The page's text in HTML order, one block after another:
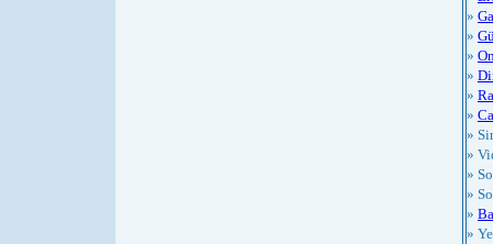
»
»
»
»
»
»
»
»
»
»
»
»